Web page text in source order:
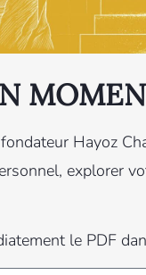
Hayoz
explorer
le PDF